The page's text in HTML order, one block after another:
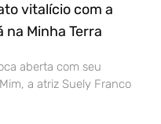
vitalício com a
na Minha Terra
aberta com seu
a atriz Suely Franco